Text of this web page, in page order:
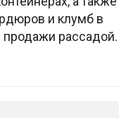
и клумб в
рассадой.